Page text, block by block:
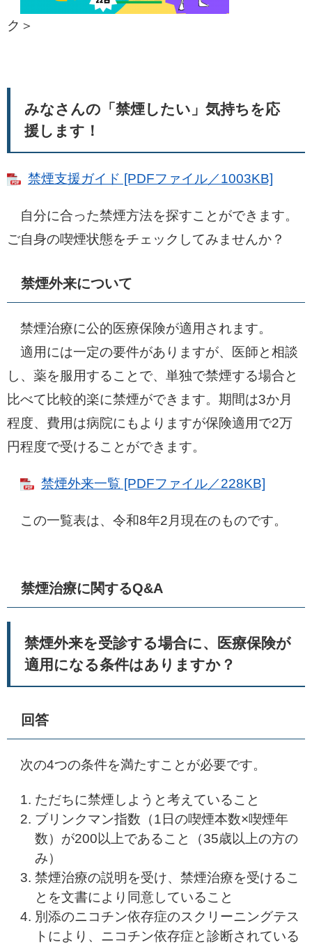
ク＞
みなさんの「禁煙したい」気持ちを応
援します！
禁煙支援ガイド [PDFファイル／1003KB]
自分に合った禁煙方法を探すことができます。
ご自身の喫煙状態をチェックしてみませんか？
禁煙外来について
禁煙治療に公的医療保険が適用されます。
適用には一定の要件がありますが、医師と相談
し、薬を服用することで、単独で禁煙する場合と
比べて比較的楽に禁煙ができます。期間は3か月
程度、費用は病院にもよりますが保険適用で2万
円程度で受けることができます。
禁煙外来一覧 [PDFファイル／228KB]
この一覧表は、令和8年2月現在のものです。
禁煙治療に関するQ&A
禁煙外来を受診する場合に、医療保険が
適用になる条件はありますか？
回答
次の4つの条件を満たすことが必要です。
ただちに禁煙しようと考えていること
ブリンクマン指数（1日の喫煙本数×喫煙年
数）が200以上であること（35歳以上の方の
み）
禁煙治療の説明を受け、禁煙治療を受けるこ
とを文書により同意していること
別添のニコチン依存症のスクリーニングテス
トにより、ニコチン依存症と診断されている